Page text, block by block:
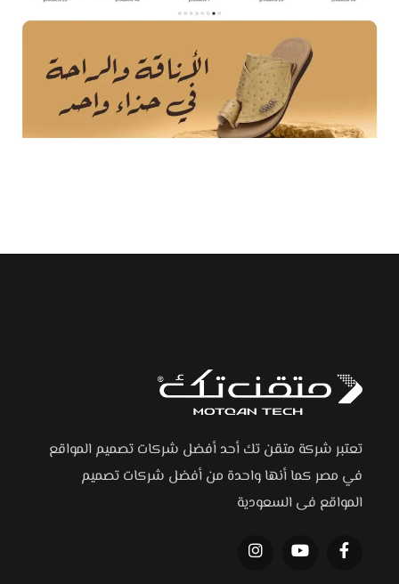
تعتبر شركة متقن تك أحد أفضل شركات تصميم المواقع
في مصر كما أنها واحدة من أفضل شركات تصميم
المواقع فى السعودية